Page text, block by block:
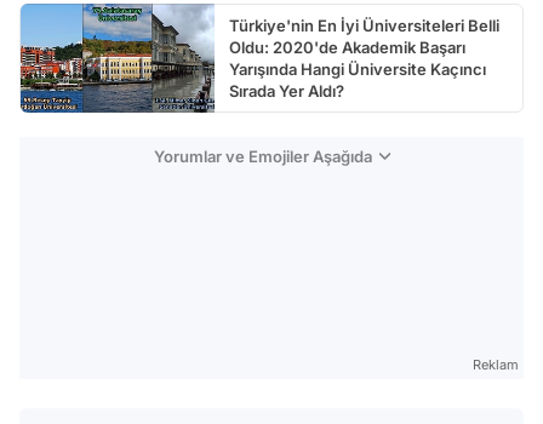
Türkiye'nin En İyi Üniversiteleri Belli
Oldu: 2020'de Akademik Başarı
Yarışında Hangi Üniversite Kaçıncı
Sırada Yer Aldı?
Yorumlar ve Emojiler Aşağıda
Reklam